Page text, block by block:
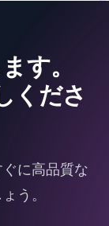
す。
くださ
に高品質な
う。